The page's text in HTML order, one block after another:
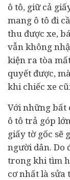
ô tô, giữ cả
mang ô tô đi
thu được xe,
vẫn không
kiện ra tòa
quyết được,
khi chiếc xe
Với những bất
ô tô trả góp
giấy tờ gốc sẽ
người dân. Do
trong khi tìm
cơ nhất là sửa